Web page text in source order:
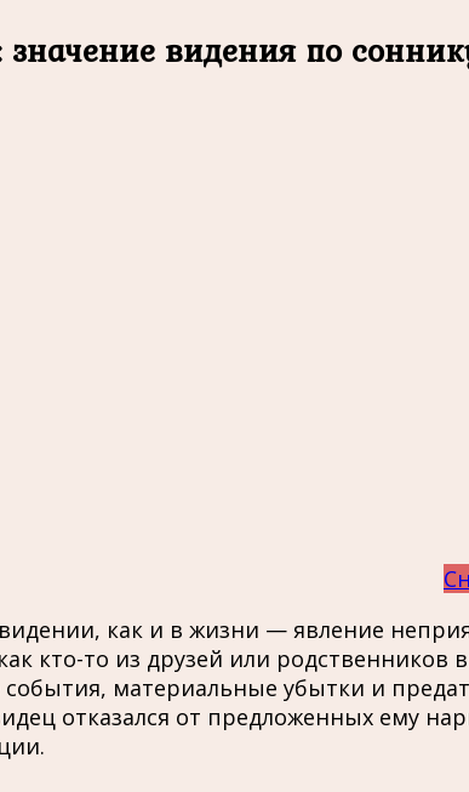
видения по
как и в жизни — явление
кто-то из друзей или
материальные убытки и
отказался от предложенных ему